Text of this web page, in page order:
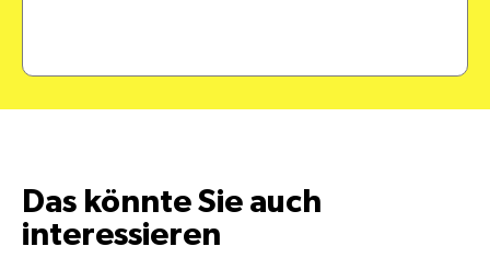
Das könnte Sie auch
interessieren